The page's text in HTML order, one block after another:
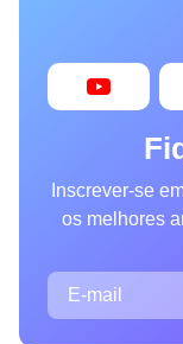
a força de espírito,
famosos a
exemplos, coloque
Inscrever-se
os melhores